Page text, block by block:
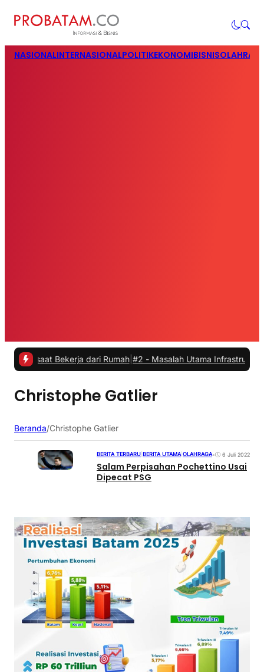
NASIONALINTERNASIONALPOLITIKEKONOMIBISNIS
saat Bekerja dari Rumah |#2 -Masalah Utama Infrastruktur
Christophe Gatlier
Beranda/Christophe Gatlier
BERITA TERBARU BERITA UTAMA OLAHRAGA• 6 Juli 2022
Salam Perpisahan Pochettino Usai
Dipecat PSG